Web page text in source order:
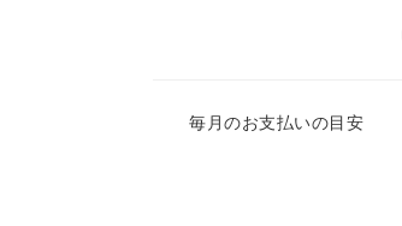
毎月のお支払いの目安